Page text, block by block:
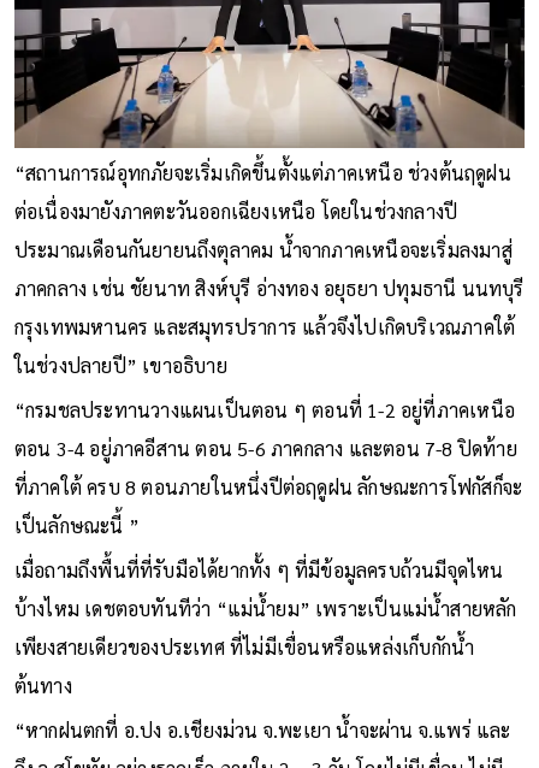
“สถานการณ์อุทกภัยจะเริ่มเกิดขึ้นตั้งแต่ภาคเหนือ ช่วงต้นฤดูฝน
ต่อเนื่องมายังภาคตะวันออกเฉียงเหนือ โดยในช่วงกลางปี
ประมาณเดือนกันยายนถึงตุลาคม น้ำจากภาคเหนือจะเริ่มลงมาสู่
ภาคกลาง เช่น ชัยนาท สิงห์บุรี อ่างทอง อยุธยา ปทุมธานี นนทบุรี
กรุงเทพมหานคร และสมุทรปราการ แล้วจึงไปเกิดบริเวณภาคใต้
ในช่วงปลายปี” เขาอธิบาย
“กรมชลประทานวางแผนเป็นตอน ๆ ตอนที่ 1-2 อยู่ที่ภาคเหนือ
ตอน 3-4 อยู่ภาคอีสาน ตอน 5-6 ภาคกลาง และตอน 7-8 ปิดท้าย
ที่ภาคใต้ ครบ 8 ตอนภายในหนึ่งปีต่อฤดูฝน ลักษณะการโฟกัสก็จะ
เป็นลักษณะนี้ ”
เมื่อถามถึงพื้นที่ที่รับมือได้ยากทั้ง ๆ ที่มีข้อมูลครบถ้วนมีจุดไหน
บ้างไหม เดชตอบทันทีว่า “แม่น้ำยม” เพราะเป็นแม่น้ำสายหลัก
เพียงสายเดียวของประเทศ ที่ไม่มีเขื่อนหรือแหล่งเก็บกักน้ำ
ต้นทาง
“หากฝนตกที่ อ.ปง อ.เชียงม่วน จ.พะเยา น้ำจะผ่าน จ.แพร่ และ